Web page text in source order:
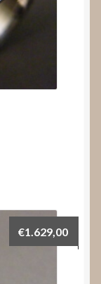
€1.629,00